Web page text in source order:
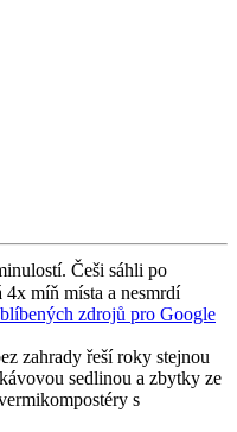
Češi sáhli po
míň místa a nesmrdí
zdrojů pro Google
zahrady řeší roky stejnou
sedlinou a zbytky ze
s